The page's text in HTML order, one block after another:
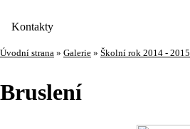
Kontakty
Úvodní strana » Galerie » Školní rok 2014 - 2015
Bruslení